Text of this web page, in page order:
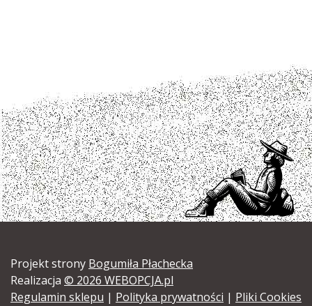
Projekt strony Bogumiła Płachecka
Realizacja © 2026 WEBOPCJA.pl
Regulamin sklepu | Polityka prywatności | Pliki Cookies